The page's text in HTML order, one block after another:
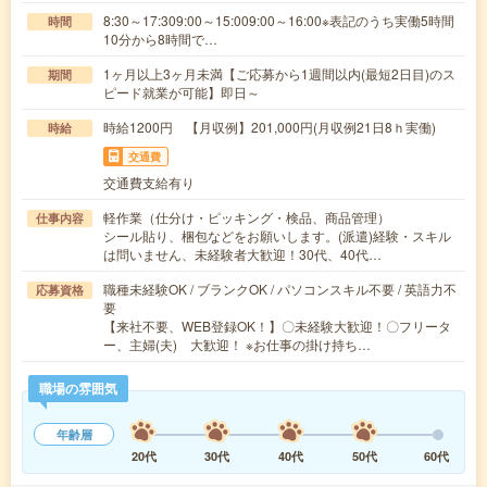
時間
8:30～17:309:00～15:009:00～16:00※表記のうち実働5時間
10分から8時間で…
期間
1ヶ月以上3ヶ月未満【ご応募から1週間以内(最短2日目)のス
ピード就業が可能】即日～
時給 時給1200円 【月収例】201,000円(月収例21日8ｈ実働)
交通費
交通費支給有り
仕事内容
軽作業（仕分け・ピッキング・検品、商品管理）
シール貼り、梱包などをお願いします。(派遣)経験・スキル
は問いません、未経験者大歓迎！30代、40代…
応募資格
職種未経験OK / ブランクOK / パソコンスキル不要 / 英語力不
要
【来社不要、WEB登録OK！】〇未経験大歓迎！〇フリータ
ー、主婦(夫) 大歓迎！ ※お仕事の掛け持ち…
職場の雰囲気
年齢層
20代
30代 40代 50代 60代